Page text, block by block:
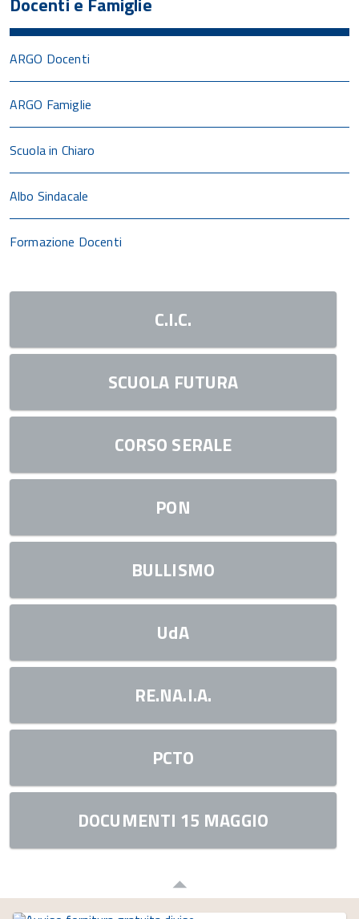
ARGO Docenti
ARGO Famiglie
Scuola in Chiaro
Albo Sindacale
Formazione Docenti
C.I.C.
SCUOLA FUTURA
CORSO SERALE
PON
BULLISMO
UdA
RE.NA.I.A.
PCTO
DOCUMENTI 15 MAGGIO